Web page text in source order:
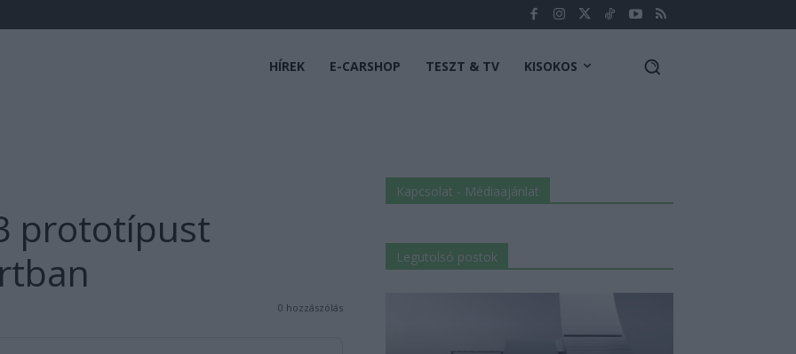
HÍREK E-CARSHOP TESZT & TV KISOKOS
prototípust
0 hozzászólás
Kapcsolat - Médiaajánlat
Legutolsó postok